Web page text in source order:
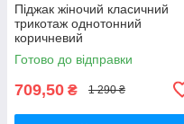
Піджак жіночий класичний
трикотаж однотонний
коричневий
Готово до відправки
709,50 ₴ 1 290 ₴